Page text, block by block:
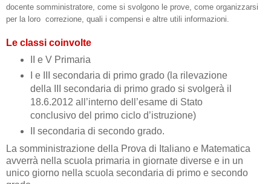
docente somministratore, come si svolgono le prove, come organizzarsi
per la loro correzione, quali i compensi e altre utili informazioni.
Le classi coinvolte
II e V Primaria
I e III secondaria di primo grado (la rilevazione
della III secondaria di primo grado si svolgerà il
18.6.2012 all’interno dell’esame di Stato
conclusivo del primo ciclo d’istruzione)
II secondaria di secondo grado.
La somministrazione della Prova di Italiano e Matematica
avverrà nella scuola primaria in giornate diverse e in un
unico giorno nella scuola secondaria di primo e secondo